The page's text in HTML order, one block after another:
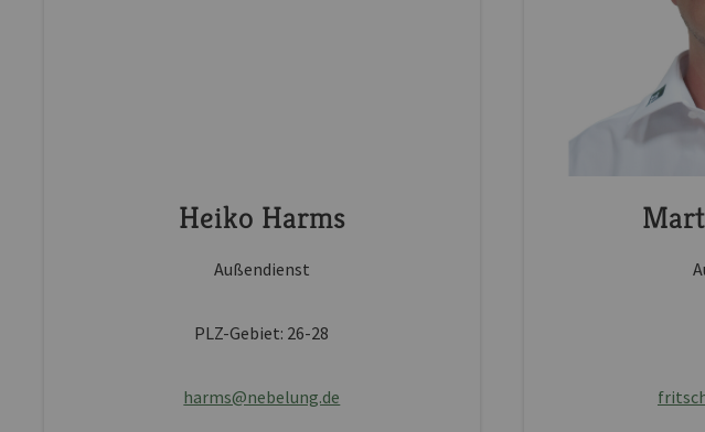
Heiko Harms
Außendienst
PLZ-Gebiet: 26-28
harms@nebelung.de